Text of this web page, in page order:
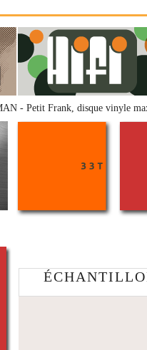
- Petit Frank, disque vinyle